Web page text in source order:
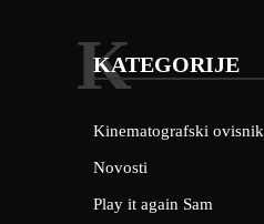
KATEGORIJE
K
Kinematografski ovisnik
Novosti
Play it again Sam